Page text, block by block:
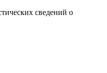
сведений о